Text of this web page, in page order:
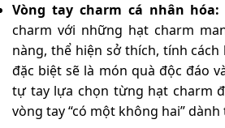
Vòng tay charm cá nhân hóa:
charm với những hạt charm
nàng, thể hiện sở thích, tính
đặc biệt sẽ là món quà độc đáo
tự tay lựa chọn từng hạt charm
vòng tay “có một không hai”